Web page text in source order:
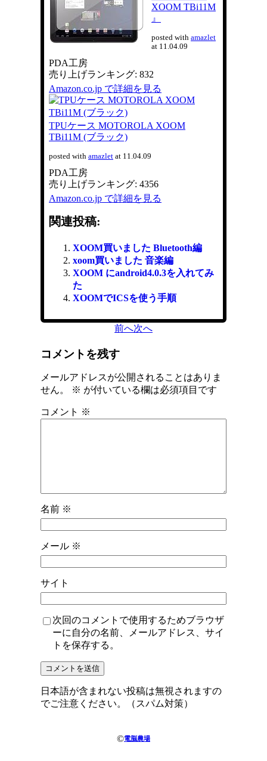
XOOM TBi11M
』
posted with amazlet
at 11.04.09
PDA工房
売り上げランキング: 832
Amazon.co.jp で詳細を見る
TPUケース MOTOROLA XOOM
TBi11M (ブラック)
posted with amazlet at 11.04.09
PDA工房
売り上げランキング: 4356
Amazon.co.jp で詳細を見る
関連投稿:
XOOM買いました Bluetooth編
xoom買いました 音楽編
XOOM にandroid4.0.3を入れてみ
た
XOOMでICSを使う手順
前へ次へ
コメントを残す
メールアドレスが公開されることはありま
せん。
※ が付いている欄は必須項目です
コメント ※
名前 ※
メール ※
サイト
次回のコメントで使用するためブラウザ
ーに自分の名前、メールアドレス、サイ
トを保存する。
日本語が含まれない投稿は無視されますの
でご注意ください。（スパム対策）
©電脳農場